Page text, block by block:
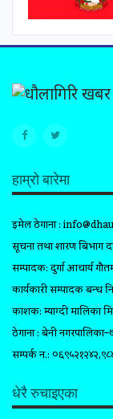
हाम्रो बारेमा
इमेल ठेगाना :
सूचना तथा प्रशारण बिभाग
सम्पादक: दुर्गा आचार्य
कार्यकारी सम्पादक प्रबन्ध
प्रकाशक: म्याग्दी मालिका
ठेगाना : बेनी
सम्पर्क न.:
धेरै रुचाइएका